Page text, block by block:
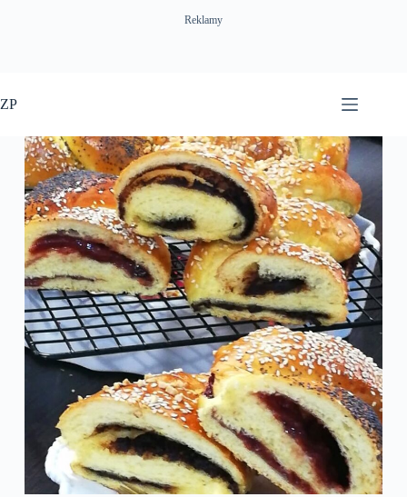
Reklamy
do
treści
ZP